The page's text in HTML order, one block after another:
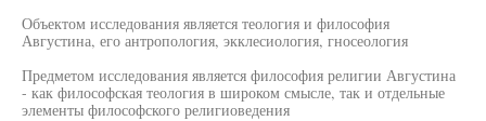
Объектом исследования является теология и философия
Августина, его антропология, экклесиология, гносеология
Предметом исследования является философия религии Августина
- как философская теология в широком смысле, так и отдельные
элементы философского религиоведения